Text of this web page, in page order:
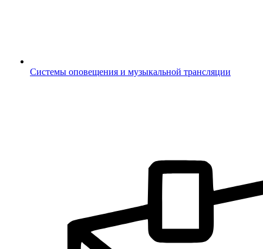
Системы оповещения и музыкальной трансляции